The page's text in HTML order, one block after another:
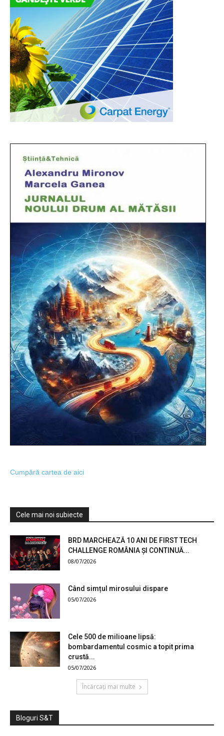
Cumpără cartea de aici
Cele mai noi subiecte
BRD MARCHEAZĂ 10 ANI DE FIRST TECH
CHALLENGE ROMÂNIA ȘI CONTINUĂ...
08/07/2026
Când simțul mirosului dispare
05/07/2026
Cele 500 de milioane lipsă:
bombardamentul cosmic a topit prima
crustă...
05/07/2026
Încărcați mai multe
Bloguri S&T